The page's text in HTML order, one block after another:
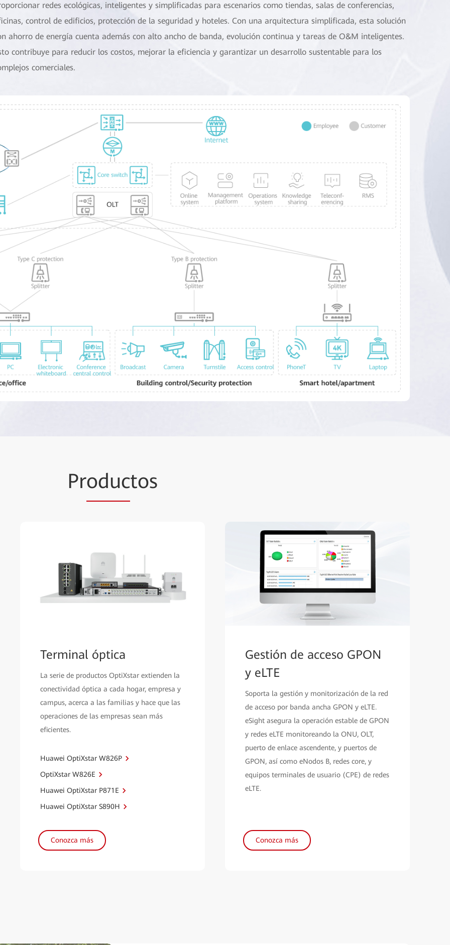
redes ecológicas, inteligentes y simplificadas para escenarios como tiendas, salas de conferencias,
control de edificios, protección de la seguridad y hoteles. Con una arquitectura simplificada, esta solución
ahorro de energía cuenta además con alto ancho de banda, evolución continua y tareas de O&M inteligentes.
contribuye para reducir los costos, mejorar la eficiencia y garantizar un desarrollo sustentable para los
comerciales.
Productos
Terminal óptica
La serie de productos OptiXstar extienden la
conectividad óptica a cada hogar, empresa y
campus, acerca a las familias y hace que las
operaciones de las empresas sean más
eficientes.
Huawei OptiXstar W826P
OptiXstar W826E
Huawei OptiXstar P871E
Huawei OptiXstar S890H
Conozca más
Gestión de acceso GPON
y eLTE
Soporta la gestión y monitorización de la red
de acceso por banda ancha GPON y eLTE.
eSight asegura la operación estable de GPON
y redes eLTE monitoreando la ONU, OLT,
puerto de enlace ascendente, y puertos de
GPON, así como eNodos B, redes core, y
equipos terminales de usuario (CPE) de redes
eLTE.
Conozca más